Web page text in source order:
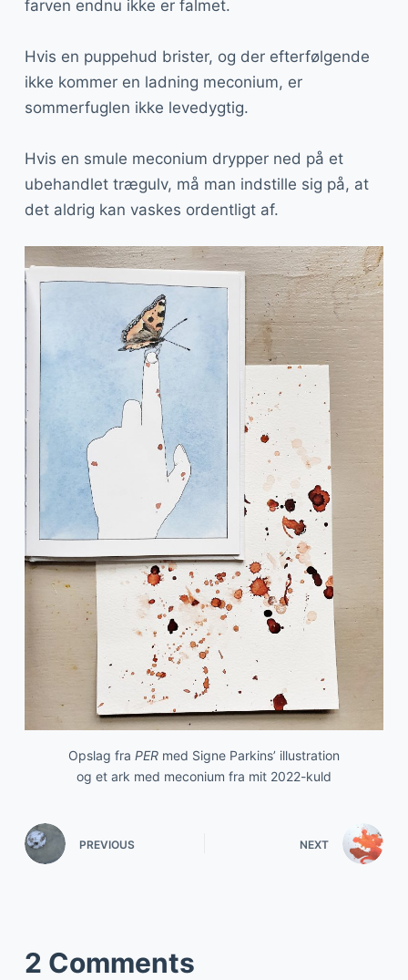
farven endnu ikke er falmet.
Hvis en puppehud brister, og der efterfølgende
ikke kommer en ladning meconium, er
sommerfuglen ikke levedygtig.
Hvis en smule meconium drypper ned på et
ubehandlet trægulv, må man indstille sig på, at
det aldrig kan vaskes ordentligt af.
Opslag fra PER med Signe Parkins’ illustration
og et ark med meconium fra mit 2022-kuld
PREVIOUS NEXT
2 Comments